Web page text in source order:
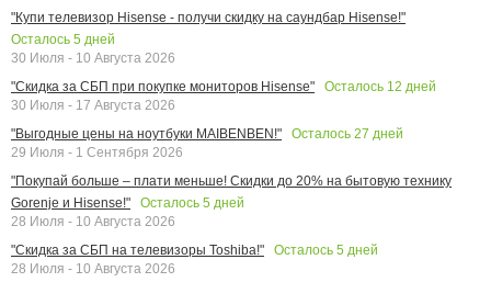
"Купи телевизор Hisense - получи скидку на саундбар Hisense!"
Осталось 5 дней
30 Июля - 10 Августа 2026
"Скидка за СБП при покупке мониторов Hisense"
Осталось 12 дней
30 Июля - 17 Августа 2026
"Выгодные цены на ноутбуки MAIBENBEN!"
Осталось 27 дней
29 Июля - 1 Сентября 2026
"Покупай больше – плати меньше! Скидки до 20% на бытовую технику
Gorenje и Hisense!"
Осталось 5 дней
28 Июля - 10 Августа 2026
"Скидка за СБП на телевизоры Toshiba!"
Осталось 5 дней
28 Июля - 10 Августа 2026